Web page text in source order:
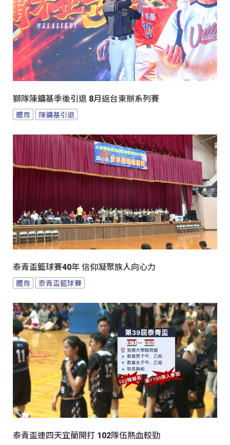
獅隊陳鏞基季後引退 8月返台東辦系列賽
體育 陳鏞基引退
泰青盃籃球賽40年 信仰凝聚族人向心力
體育 泰青盃籃球賽
泰青盃連四天宜蘭開打 102隊伍熱血較勁